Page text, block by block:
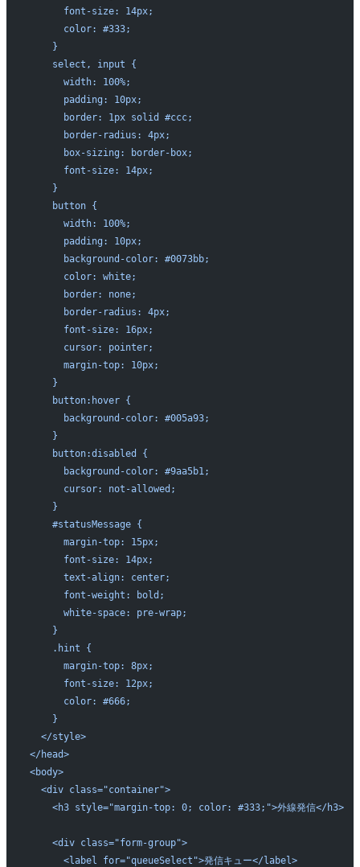
      font-size: 14px;
      color: #333;
    }
    select, input {
      width: 100%;
      padding: 10px;
      border: 1px solid #ccc;
      border-radius: 4px;
      box-sizing: border-box;
      font-size: 14px;
    }
    button {
      width: 100%;
      padding: 10px;
      background-color: #0073bb;
      color: white;
      border: none;
      border-radius: 4px;
      font-size: 16px;
      cursor: pointer;
      margin-top: 10px;
    }
    button:hover {
      background-color: #005a93;
    }
    button:disabled {
      background-color: #9aa5b1;
      cursor: not-allowed;
    }
    #statusMessage {
      margin-top: 15px;
      font-size: 14px;
      text-align: center;
      font-weight: bold;
      white-space: pre-wrap;
    }
    .hint {
      margin-top: 8px;
      font-size: 12px;
      color: #666;
    }
  </style>
</head>
<body>
  <div class="container">
    <h3 style="margin-top: 0; color: #333;">外線発信</h3>
    <div class="form-group">
      <label for="queueSelect">発信キュー</label>